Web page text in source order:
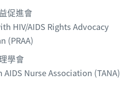
促進會
HIV/AIDS Rights Advocacy
(PRAA)
學會
Nurse Association (TANA)